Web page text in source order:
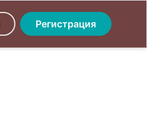
Регистрация